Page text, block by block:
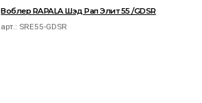
Воблер RAPALA Шэд Рап Элит 55 /GDSR
арт.: SRE55-GDSR